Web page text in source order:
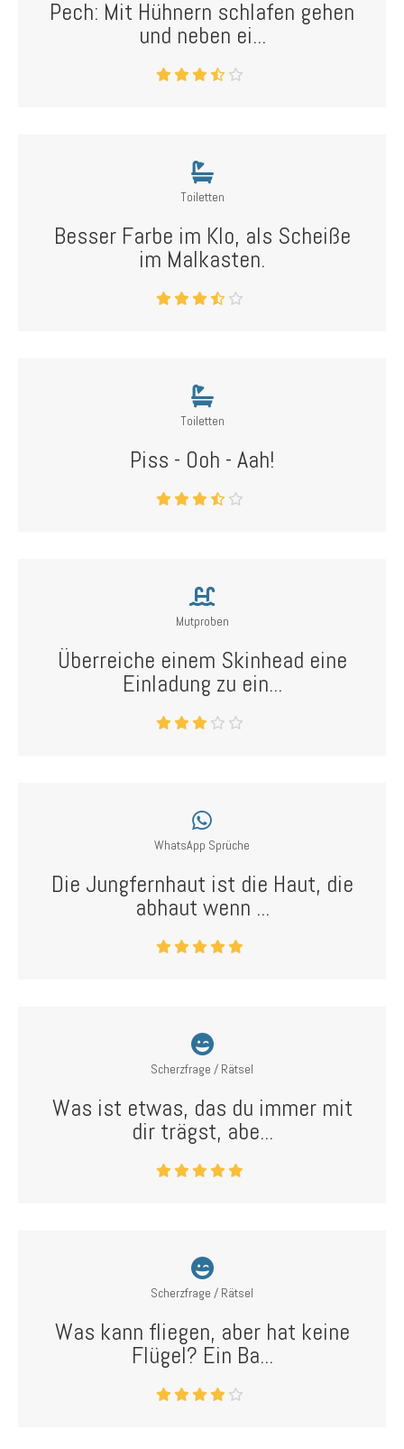
Pech: Mit Hühnern schlafen gehen
und neben ei...
Toiletten
Besser Farbe im Klo, als Scheiße
im Malkasten.
Toiletten
Piss - Ooh - Aah!
Mutproben
Überreiche einem Skinhead eine
Einladung zu ein...
WhatsApp Sprüche
Die Jungfernhaut ist die Haut, die
abhaut wenn ...
Scherzfrage / Rätsel
Was ist etwas, das du immer mit
dir trägst, abe...
Scherzfrage / Rätsel
Was kann fliegen, aber hat keine
Flügel? Ein Ba...